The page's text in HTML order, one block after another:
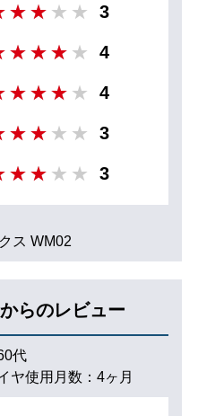
3
4
4
3
3
ス WM02
らのレビュー
代
ヤ使用月数： 4ヶ月